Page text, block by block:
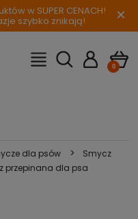
w SUPER CENACH!
szybko znikają! ×
dla psów >
Smycz
przepinana dla psa